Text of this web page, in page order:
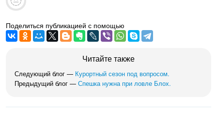
Поделиться публикацией с помощью
Читайте также
Следующий блог — Курортный сезон под вопросом.
Предыдущий блог — Спешка нужна при ловле Блох.